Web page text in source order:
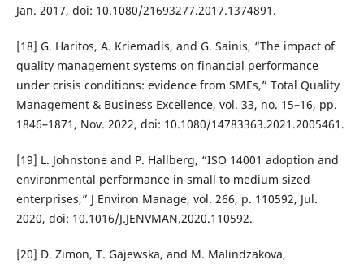
Jan. 2017, doi: 10.1080/21693277.2017.1374891.
[18] G. Haritos, A. Kriemadis, and G. Sainis, “The impact of
quality management systems on financial performance
under crisis conditions: evidence from SMEs,” Total Quality
Management & Business Excellence, vol. 33, no. 15–16, pp.
1846–1871, Nov. 2022, doi: 10.1080/14783363.2021.2005461.
[19] L. Johnstone and P. Hallberg, “ISO 14001 adoption and
environmental performance in small to medium sized
enterprises,” J Environ Manage, vol. 266, p. 110592, Jul.
2020, doi: 10.1016/J.JENVMAN.2020.110592.
[20] D. Zimon, T. Gajewska, and M. Malindzakova,